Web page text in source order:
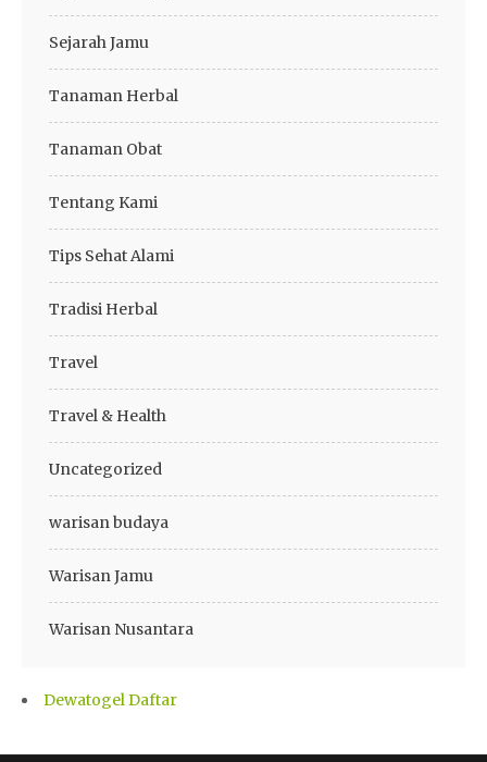
Sejarah Jamu
Tanaman Herbal
Tanaman Obat
Tentang Kami
Tips Sehat Alami
Tradisi Herbal
Travel
Travel & Health
Uncategorized
warisan budaya
Warisan Jamu
Warisan Nusantara
Dewatogel Daftar